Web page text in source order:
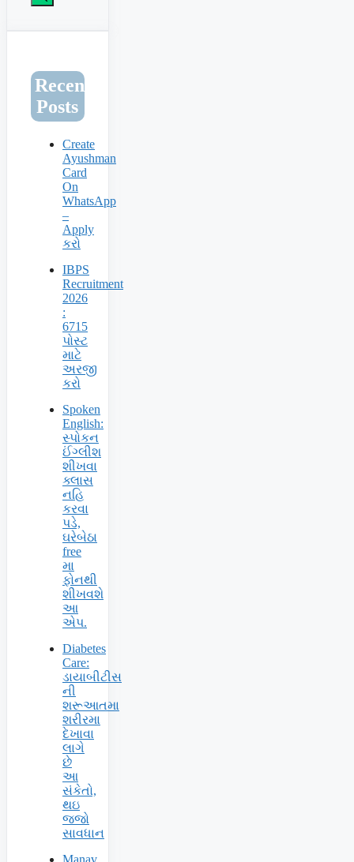
Recent
Posts
Create
Ayushman
Card
On
WhatsApp
–
Apply
કરો
IBPS
Recruitment
2026
:
6715
પોસ્ટ
માટે
અરજી
કરો
Spoken
English:
સ્પોકન
ઈંગ્લીશ
શીખવા
ક્લાસ
નહિ
કરવા
પડે,
ઘરેબેઠા
free
મા
ફોનથી
શીખવશે
આ
એપ.
Diabetes
Care:
ડાયાબીટીસ
ની
શરૂઆતમા
શરીરમા
દેખાવા
લાગે
છે
આ
સંકેતો,
થઇ
જજો
સાવધાન
Manav